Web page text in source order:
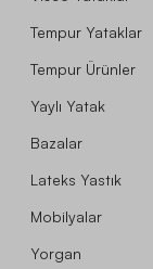
Tempur Yataklar
Tempur Ürünler
Yaylı Yatak
Bazalar
Lateks Yastık
Mobilyalar
Yorgan